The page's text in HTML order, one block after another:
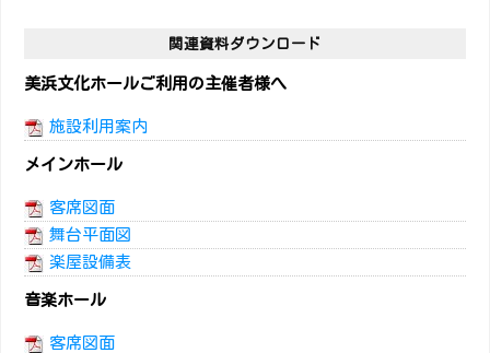
関連資料ダウンロード
美浜文化ホールご利用の主催者様へ
施設利用案内
メインホール
客席図面
舞台平面図
楽屋設備表
音楽ホール
客席図面